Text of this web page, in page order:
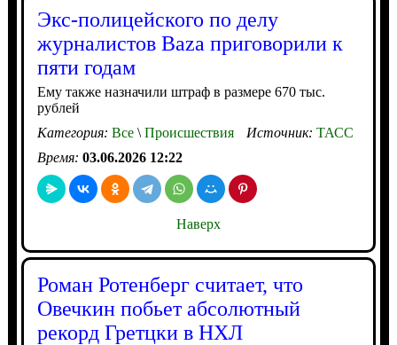
Экс-полицейского по делу
журналистов Baza приговорили к
пяти годам
Ему также назначили штраф в размере 670 тыс.
рублей
Категория: Все\Происшествия Источник: ТАСС
Время: 03.06.2026 12:22
Наверх
Роман Ротенберг считает, что
Овечкин побьет абсолютный
рекорд Гретцки в НХЛ